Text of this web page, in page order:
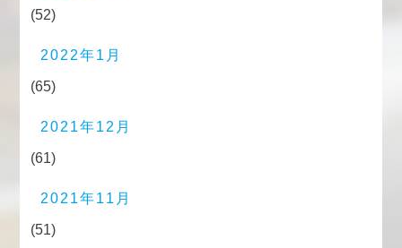
(52)
2022年1月
(65)
2021年12月
(61)
2021年11月
(51)